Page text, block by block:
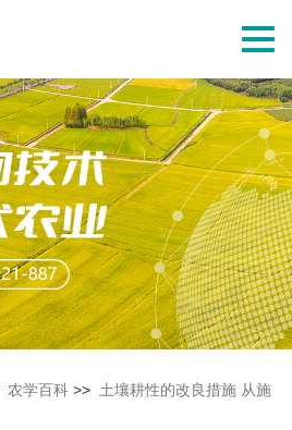
切
导
航
农学百科 >> 土壤耕性的改良措施 从施